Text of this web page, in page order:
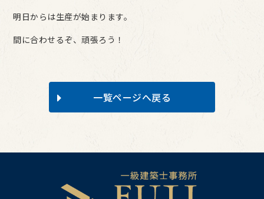
明日からは生産が始まります。
間に合わせるぞ、頑張ろう！
一覧ページへ戻る